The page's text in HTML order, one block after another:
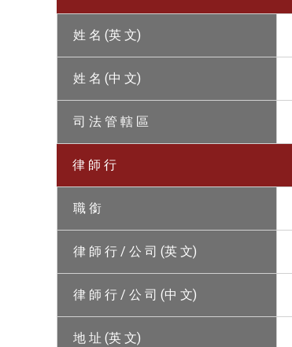
姓 名 (英 文)
姓 名 (中 文)
司 法 管 轄 區
律 師 行
職 銜
律 師 行 / 公 司 (英 文)
律 師 行 / 公 司 (中 文)
地 址 (英 文)